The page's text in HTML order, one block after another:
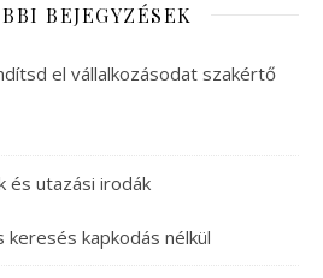
BEJEGYZÉSEK
el vállalkozásodat szakértő
és utazási irodák
kapkodás nélkül